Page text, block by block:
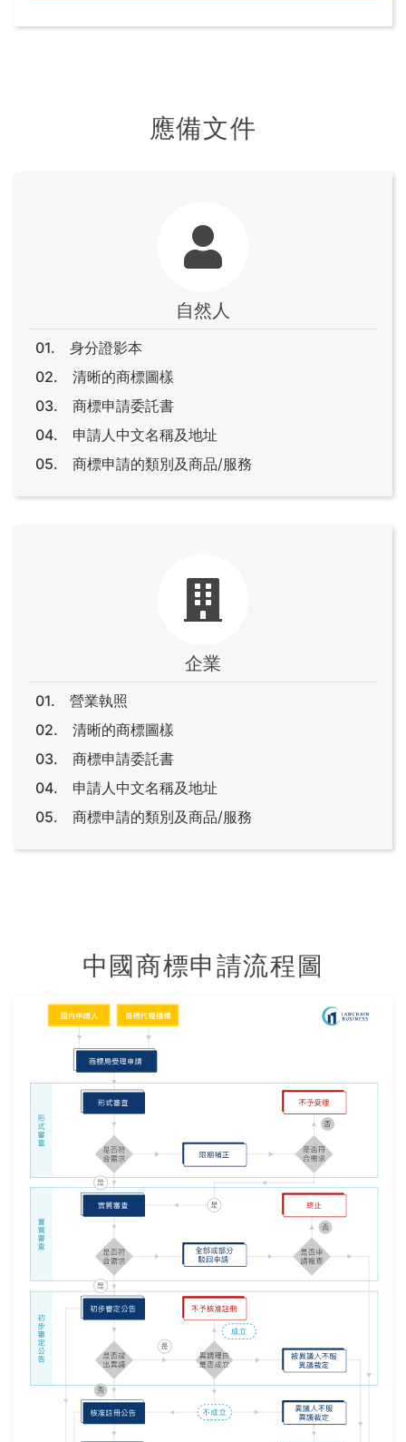
應備文件
自然人
身分證影本
清晰的商標圖樣
商標申請委託書
申請人中文名稱及地址
商標申請的類別及商品/服務
企業
營業執照
清晰的商標圖樣
商標申請委託書
申請人中文名稱及地址
商標申請的類別及商品/服務
中國商標申請流程圖